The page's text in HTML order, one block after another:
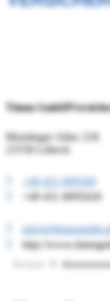
Timm GmbH
Moislinger Allee 218
23558 Lübeck
+49 451 899500
+49 451 8995020
http://
zurück